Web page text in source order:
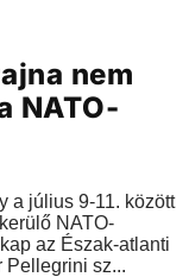
nem
NATO-
a július 9-11. között
NATO-
az Észak-atlanti
Pellegrini sz...